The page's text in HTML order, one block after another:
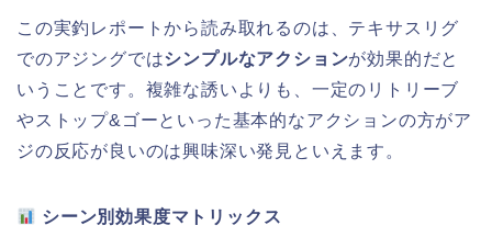
この実釣レポートから読み取れるのは、テキサスリグ
でのアジングではシンプルなアクションが効果的だと
いうことです。複雑な誘いよりも、一定のリトリーブ
やストップ&ゴーといった基本的なアクションの方がア
ジの反応が良いのは興味深い発見といえます。
シーン別効果度マトリックス